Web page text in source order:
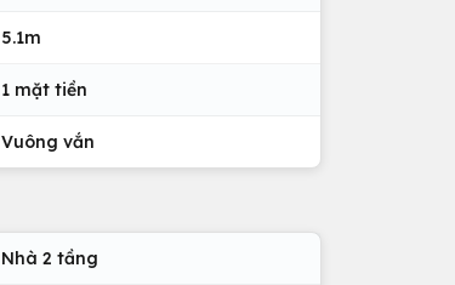
5.1m
1 mặt tiền
Vuông vắn
Nhà 2 tầng